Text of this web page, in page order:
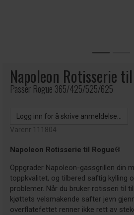
Napoleon Rotisserie
Passer Rogue 365/425/525/625
Logg inn for å skrive anmeldelse...
Varenr:111804
Napoleon Rotisserie til Rogue®
Oppgrader Napoleon-gassgrillen din
toppkvalitet, og tilbered saftig kylling
problemer. Når du bruker rotisseri til
kjøttets velsmakende safter jevn
overflatefettet renner ikke rett av